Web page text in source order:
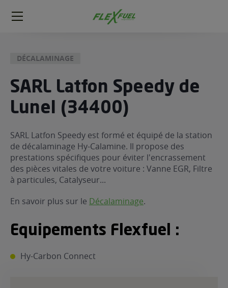
FlexFuel
Méga
?
du carburant avec
le Superéthanol
garagiste
DÉCALAMINAGE
SARL Latfon Speedy de
Lunel (34400)
SARL Latfon Speedy est formé et équipé de la station
de décalaminage Hy-Calamine. Il propose des
prestations spécifiques pour éviter l'encrassement
des pièces vitales de votre voiture : Vanne EGR, Filtre
à particules, Catalyseur...
En savoir plus sur le Décalaminage.
Equipements Flexfuel :
Hy-Carbon Connect